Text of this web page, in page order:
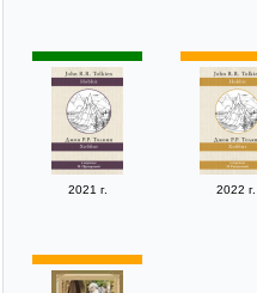
2021 г. 2022 г.